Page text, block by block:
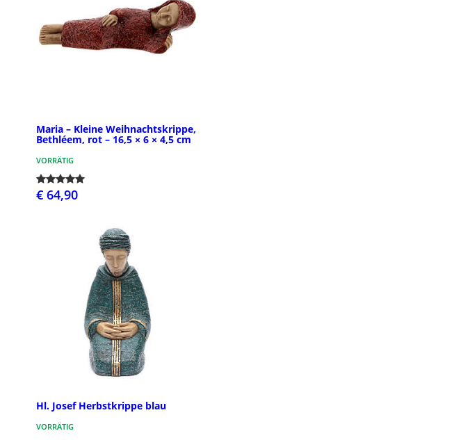
Maria – Kleine Weihnachtskrippe,
Bethléem, rot – 16,5 × 6 × 4,5 cm
VORRÄTIG
€ 64,90
Hl. Josef Herbstkrippe blau
VORRÄTIG